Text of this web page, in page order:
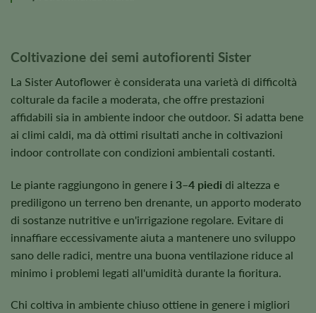
Coltivazione dei semi autofiorenti Sister
La Sister Autoflower è considerata una varietà di difficoltà
colturale da facile a moderata, che offre prestazioni
affidabili sia in ambiente indoor che outdoor. Si adatta bene
ai climi caldi, ma dà ottimi risultati anche in coltivazioni
indoor controllate con condizioni ambientali costanti.
Le piante raggiungono in genere i 3–4 piedi di altezza e
prediligono un terreno ben drenante, un apporto moderato
di sostanze nutritive e un'irrigazione regolare. Evitare di
innaffiare eccessivamente aiuta a mantenere uno sviluppo
sano delle radici, mentre una buona ventilazione riduce al
minimo i problemi legati all'umidità durante la fioritura.
Chi coltiva in ambiente chiuso ottiene in genere i migliori